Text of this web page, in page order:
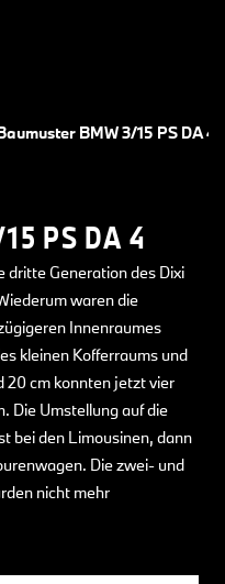
BMW 3/15 PS DA 4
PS DA 4
dritte Generation des Dixi
waren die
Innenraumes
kleinen Kofferraums und
20 cm konnten jetzt vier
Die Umstellung auf die
bei den Limousinen, dann
Die zwei- und
nicht mehr